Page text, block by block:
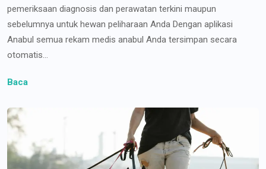
pemeriksaan diagnosis dan perawatan terkini maupun
sebelumnya untuk hewan peliharaan Anda Dengan aplikasi
Anabul semua rekam medis anabul Anda tersimpan secara
otomatis...
Baca